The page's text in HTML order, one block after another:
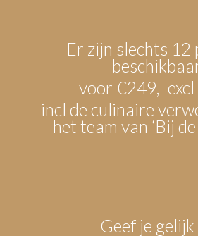
Er zijn slechts 12
voor €249,-
incl de culinaire
het team van ‘Bij
Geef je gelijk